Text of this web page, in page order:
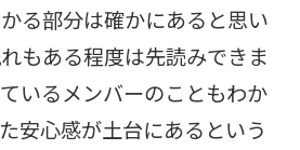
る部分は確かにあると思い
もある程度は先読みできま
いるメンバーのこともわか
安心感が土台にあるという